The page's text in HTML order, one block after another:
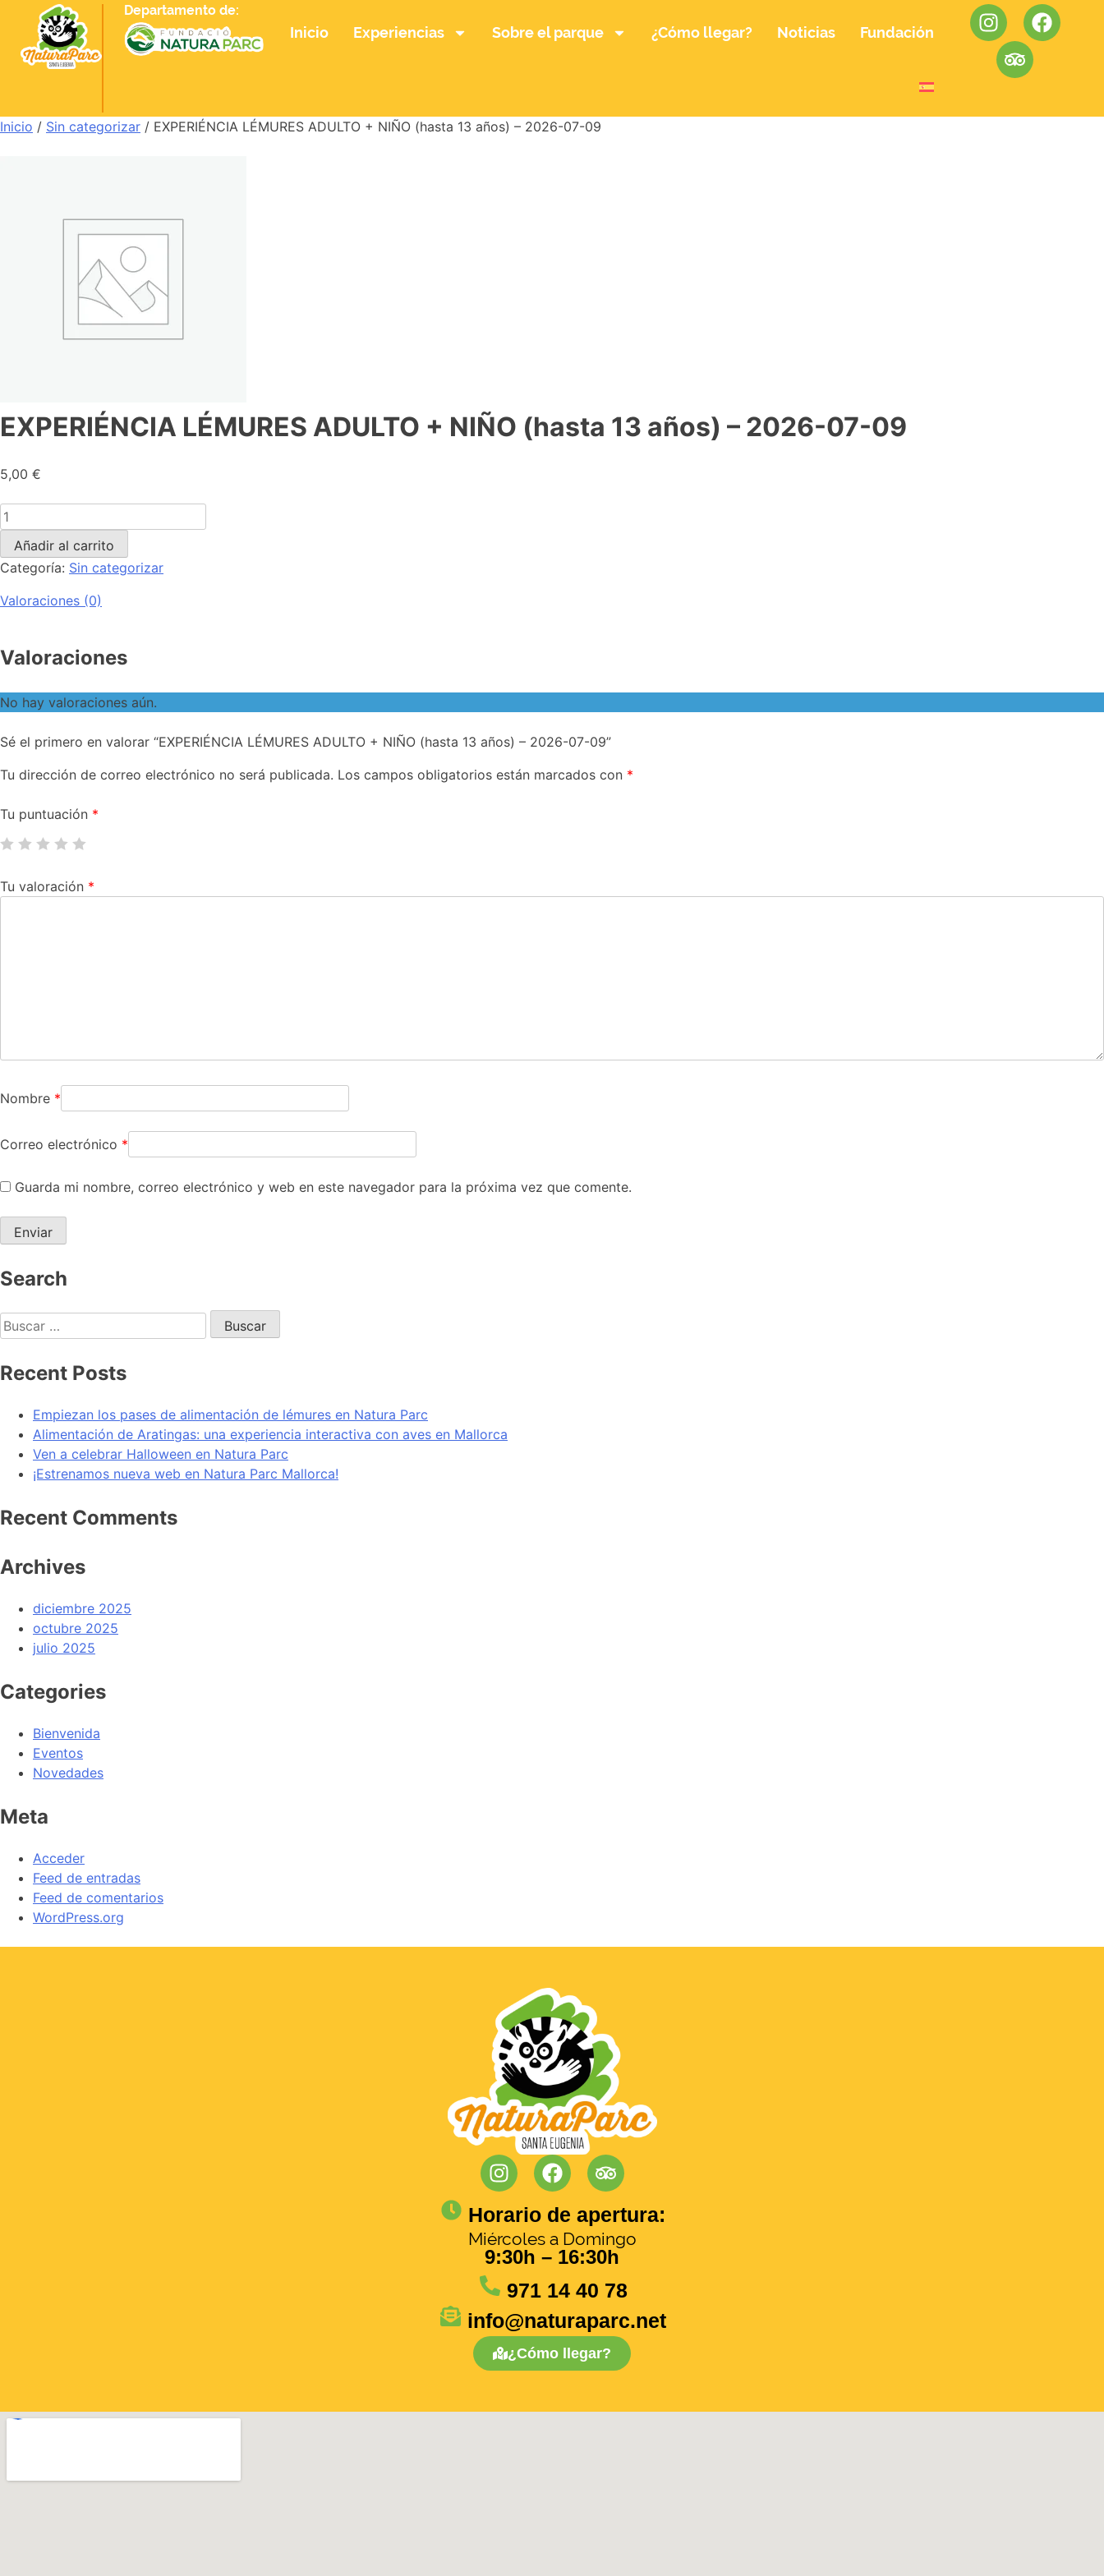
Departamento de:
Inicio Experiencias Sobre el parque ¿Cómo llegar? Noticias Fundación
Inicio / Sin categorizar / EXPERIÉNCIA LÉMURES ADULTO + NIÑO (hasta 13 años) – 2026-07-09
EXPERIÉNCIA LÉMURES ADULTO + NIÑO (hasta 13 años) – 2026-07-09
5,00 €
Añadir al carrito
Categoría: Sin categorizar
Valoraciones (0)
Valoraciones
No hay valoraciones aún.
Sé el primero en valorar “EXPERIÉNCIA LÉMURES ADULTO + NIÑO (hasta 13 años) – 2026-07-09”
Tu dirección de correo electrónico no será publicada. Los campos obligatorios están marcados con *
Tu puntuación *
Tu valoración *
Nombre *
Correo electrónico *
Guarda mi nombre, correo electrónico y web en este navegador para la próxima vez que comente.
Search
Recent Posts
Empiezan los pases de alimentación de lémures en Natura Parc
Alimentación de Aratingas: una experiencia interactiva con aves en Mallorca
Ven a celebrar Halloween en Natura Parc
¡Estrenamos nueva web en Natura Parc Mallorca!
Recent Comments
Archives
diciembre 2025
octubre 2025
julio 2025
Categories
Bienvenida
Eventos
Novedades
Meta
Acceder
Feed de entradas
Feed de comentarios
WordPress.org
Horario de apertura:
Miércoles a Domingo
9:30h – 16:30h
971 14 40 78
info@naturaparc.net
¿Cómo llegar?